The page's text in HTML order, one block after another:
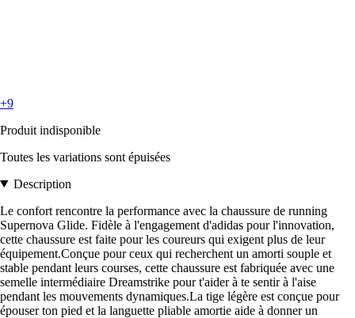
+9
Produit indisponible
Toutes les variations sont épuisées
Description
Le confort rencontre la performance avec la chaussure de running
Supernova Glide. Fidèle à l'engagement d'adidas pour l'innovation,
cette chaussure est faite pour les coureurs qui exigent plus de leur
équipement.Conçue pour ceux qui recherchent un amorti souple et
stable pendant leurs courses, cette chaussure est fabriquée avec une
semelle intermédiaire Dreamstrike pour t'aider à te sentir à l'aise
pendant les mouvements dynamiques.La tige légère est conçue pour
épouser ton pied et la languette pliable amortie aide à donner un